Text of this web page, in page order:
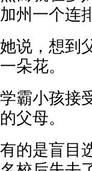
加州一个连
她说，想到
一朵花。
学霸小孩接
的父母。
有的是盲目